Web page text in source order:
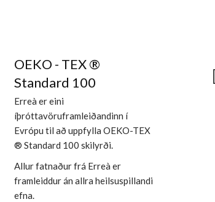
OEKO - TEX ®
Standard 100
Erreà er eini
íþróttavöruframleiðandinn í
Evrópu til að uppfylla OEKO-TEX
® Standard 100 skilyrði.
Allur fatnaður frá Erreà er
framleiddur án allra heilsuspillandi
efna.